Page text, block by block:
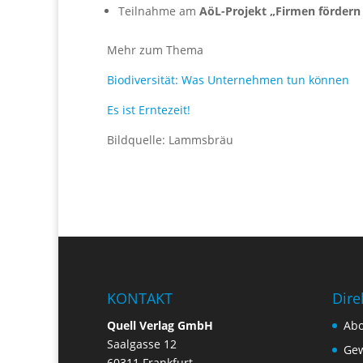
Teilnahme am AöL-Projekt „Firmen fördern
Mehr zum Thema
Biodiversität: Was Unternehmen tun können
Es ist Erntezeit!
Bildquelle: Lammsbräu
KONTAKT
Quell Verlag GmbH
Saalgasse 12